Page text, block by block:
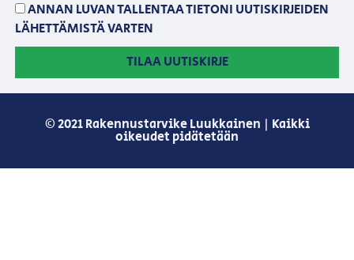
ANNAN LUVAN TALLENTAA TIETONI UUTISKIRJEIDEN
LÄHETTÄMISTÄ VARTEN
TILAA UUTISKIRJE
© 2021 Rakennustarvike Luukkainen | Kaikki
oikeudet pidätetään